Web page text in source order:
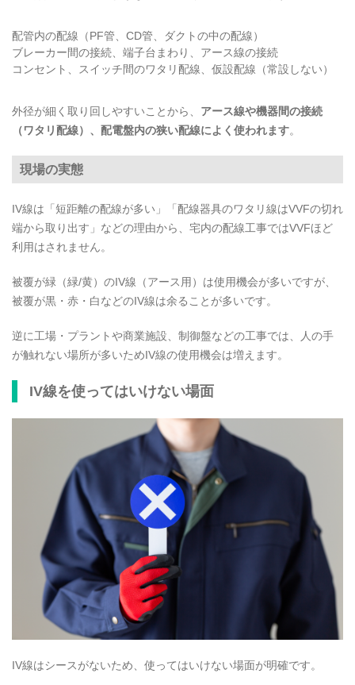
配管内の配線（PF管、CD管、ダクトの中の配線）
ブレーカー間の接続、端子台まわり、アース線の接続
コンセント、スイッチ間のワタリ配線、仮設配線（常設しない）
外径が細く取り回しやすいことから、 アース線や機器間の接続
（ワタリ配線）、配電盤内の狭い配線によく使われます。
現場の実態
IV線は「短距離の配線が多い」「配線器具のワタリ線はVVFの切れ
端から取り出す」などの理由から、宅内の配線工事ではVVFほど
利用はされません。
被覆が緑（緑/黄）のIV線（アース用）は使用機会が多いですが、
被覆が黒・赤・白などのIV線は余ることが多いです。
逆に工場・プラントや商業施設、制御盤などの工事では、人の手
が触れない場所が多いためIV線の使用機会は増えます。
IV線を使ってはいけない場面
IV線はシースがないため、使ってはいけない場面が明確です。